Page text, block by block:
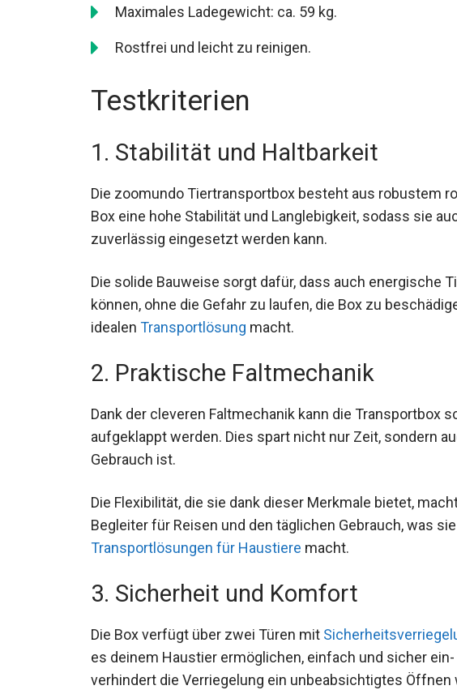
Maximales Ladegewicht: ca. 59 kg.
Rostfrei und leicht zu reinigen.
Testkriterien
1. Stabilität und Haltbarkeit
Die zoomundo Tiertransportbox besteht aus robustem
Box eine hohe Stabilität und Langlebigkeit, sodass sie
zuverlässig eingesetzt werden kann.
Die solide Bauweise sorgt dafür, dass auch energische
können, ohne die Gefahr zu laufen, die Box zu
idealen Transportlösung macht.
2. Praktische Faltmechanik
Dank der cleveren Faltmechanik kann die Transportbox
aufgeklappt werden. Dies spart nicht nur Zeit, sondern
Gebrauch ist.
Die Flexibilität, die sie dank dieser Merkmale bietet,
Begleiter für Reisen und den täglichen Gebrauch, was
Transportlösungen für Haustiere macht.
3. Sicherheit und Komfort
Die Box verfügt über zwei Türen mit
es deinem Haustier ermöglichen, einfach und sicher
verhindert die Verriegelung ein unbeabsichtigtes Öffnen